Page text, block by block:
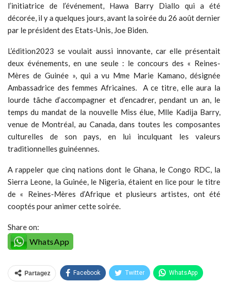
l’initiatrice de l’événement, Hawa Barry Diallo qui a été
décorée, il y a quelques jours, avant la soirée du 26 août dernier
par le président des Etats-Unis, Joe Biden.
L’édition2023 se voulait aussi innovante, car elle présentait
deux événements, en une seule : le concours des « Reines-
Mères de Guinée », qui a vu Mme Marie Kamano, désignée
Ambassadrice des femmes Africaines. A ce titre, elle aura la
lourde tâche d’accompagner et d’encadrer, pendant un an, le
temps du mandat de la nouvelle Miss élue, Mlle Kadija Barry,
venue de Montréal, au Canada, dans toutes les composantes
culturelles de son pays, en lui inculquant les valeurs
traditionnelles guinéennes.
A rappeler que cinq nations dont le Ghana, le Congo RDC, la
Sierra Leone, la Guinée, le Nigeria, étaient en lice pour le titre
de « Reines-Mères d’Afrique et plusieurs artistes, ont été
cooptés pour animer cette soirée.
Share on:
WhatsApp
Partagez Facebook Twitter WhatsApp